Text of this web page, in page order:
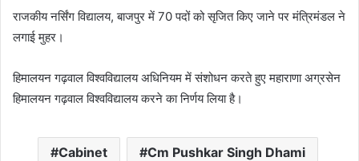
राजकीय नर्सिंग विद्यालय, बाजपुर में 70 पदों को सृजित किए जाने पर मंत्रिमंडल ने
लगाई मुहर।
हिमालयन गढ़वाल विश्वविद्यालय अधिनियम में संशोधन करते हुए महाराणा अग्रसेन
हिमालयन गढ़वाल विश्वविद्यालय करने का निर्णय लिया है।
Cabinet Cm Pushkar Singh Dhami